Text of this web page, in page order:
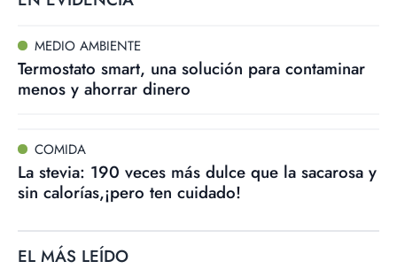
MEDIO AMBIENTE
Termostato smart, una solución para contaminar
menos y ahorrar dinero
COMIDA
La stevia: 190 veces más dulce que la sacarosa y
sin calorías,¡pero ten cuidado!
EL MÁS LEÍDO